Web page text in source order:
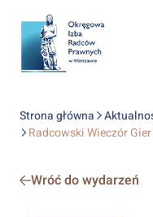
Strona główna
Radcowski Wieczór
Wróć do wydarzeń